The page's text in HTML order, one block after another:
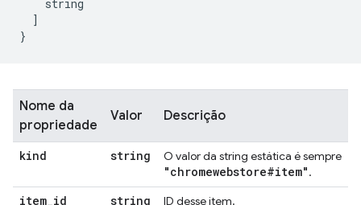
string
]
}
Nome da
propriedade
Valor Descrição
kind string O valor da string estática é sempre
"chromewebstore#item".
item_id string ID desse item.